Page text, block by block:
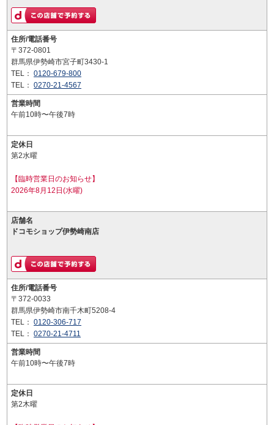
住所/電話番号
〒372-0801
群馬県伊勢崎市宮子町3430-1
TEL： 0120-679-800
TEL： 0270-21-4567
営業時間
午前10時〜午後7時
定休日
第2水曜
【臨時営業日のお知らせ】
2026年8月12日(水曜)
店舗名
ドコモショップ伊勢崎南店
住所/電話番号
〒372-0033
群馬県伊勢崎市南千木町5208-4
TEL： 0120-306-717
TEL： 0270-21-4711
営業時間
午前10時〜午後7時
定休日
第2木曜